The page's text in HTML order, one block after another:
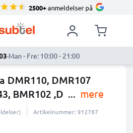
2500+anmeldelser på
·Man - Fre: 10:00 - 21:00
DMR107
BMR102 ,D ... mere
Artikelnummer: 912787